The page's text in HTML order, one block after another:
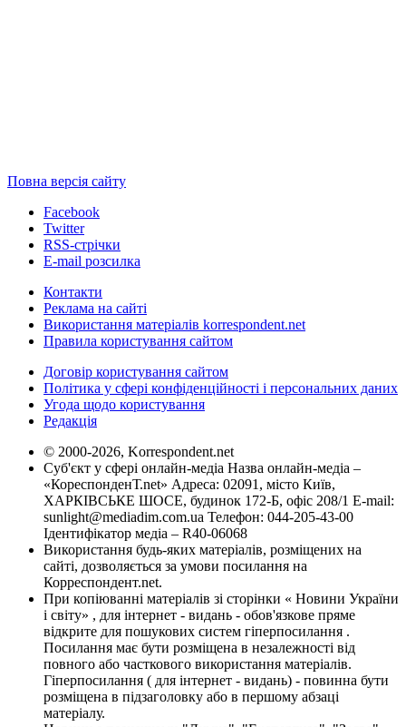
Повна версія сайту
Facebook
Twitter
RSS-стрічки
E-mail розсилка
Контакти
Реклама на сайті
Використання матеріалів korrespondent.net
Правила користування сайтом
Договір користування сайтом
Політика у сфері конфіденційності і персональних даних
Угода щодо користування
Редакція
© 2000-2026, Korrespondent.net
Суб'єкт у сфері онлайн-медіа Назва онлайн-медіа –
«КореспонденТ.net» Адреса: 02091, місто Київ,
ХАРКІВСЬКЕ ШОСЕ, будинок 172-Б, офіс 208/1 E-mail:
sunlight@mediadim.com.ua Телефон: 044-205-43-00
Ідентифікатор медіа – R40-06068
Використання будь-яких матеріалів, розміщених на
сайті, дозволяється за умови посилання на
Корреспондент.net.
При копіюванні матеріалів зі сторінки « Новини України
і світу» , для інтернет - видань - обов'язкове пряме
відкрите для пошукових систем гіперпосилання .
Посилання має бути розміщена в незалежності від
повного або часткового використання матеріалів.
Гіперпосилання ( для інтернет - видань) - повинна бути
розміщена в підзаголовку або в першому абзаці
матеріалу.